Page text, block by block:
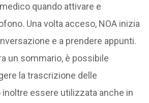
quando attivare e
Una volta acceso, NOA inizia
e a prendere appunti.
un sommario, è possibile
la trascrizione delle
essere utilizzata anche in